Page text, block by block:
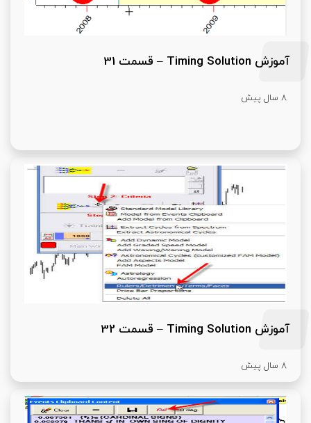
آموزش Timing Solution – قسمت 31
8 سال پیش
آموزش Timing Solution – قسمت 32
8 سال پیش